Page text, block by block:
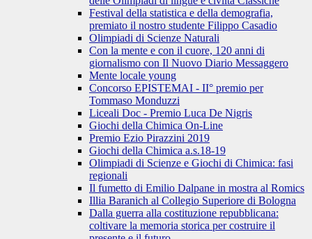
Festival della statistica e della demografia,
premiato il nostro studente Filippo Casadio
Olimpiadi di Scienze Naturali
Con la mente e con il cuore, 120 anni di
giornalismo con Il Nuovo Diario Messaggero
Mente locale young
Concorso EPISTEMAI - II° premio per
Tommaso Monduzzi
Liceali Doc - Premio Luca De Nigris
Giochi della Chimica On-Line
Premio Ezio Pirazzini 2019
Giochi della Chimica a.s.18-19
Olimpiadi di Scienze e Giochi di Chimica: fasi
regionali
Il fumetto di Emilio Dalpane in mostra al Romics
Illia Baranich al Collegio Superiore di Bologna
Dalla guerra alla costituzione repubblicana:
coltivare la memoria storica per costruire il